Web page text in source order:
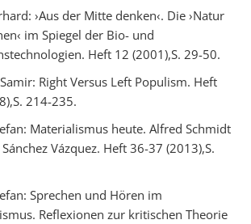
›Aus der Mitte denken‹. Die ›Natur
im Spiegel der Bio- und
Heft 12 (2001),S. 29-50.
Right Versus Left Populism. Heft
214-235.
Materialismus heute. Alfred Schmidt
Vázquez. Heft 36-37 (2013),S.
Sprechen und Hören im
Reflexionen zur kritischen Theorie